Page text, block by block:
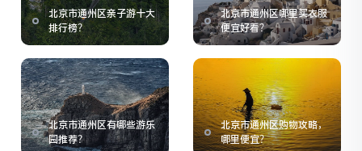
北京市通州区亲子游十大
排行榜？
北京市通州区哪里买衣服
便宜好看？
北京市通州区有哪些游乐
园推荐？
北京市通州区购物攻略，
哪里便宜？